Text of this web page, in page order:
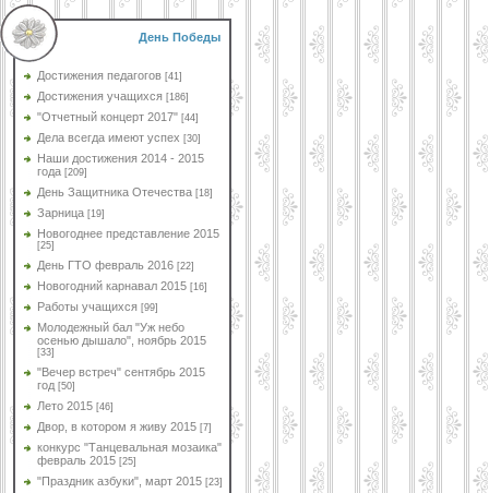
День Победы
Достижения педагогов [41]
Достижения учащихся [186]
"Отчетный концерт 2017" [44]
Дела всегда имеют успех [30]
Наши достижения 2014 - 2015
года [209]
День Защитника Отечества [18]
Зарница [19]
Новогоднее представление 2015
[25]
День ГТО февраль 2016 [22]
Новогодний карнавал 2015 [16]
Работы учащихся [99]
Молодежный бал "Уж небо
осенью дышало", ноябрь 2015
[33]
"Вечер встреч" сентябрь 2015
год [50]
Лето 2015 [46]
Двор, в котором я живу 2015 [7]
конкурс "Танцевальная мозаика"
февраль 2015 [25]
"Праздник азбуки", март 2015 [23]